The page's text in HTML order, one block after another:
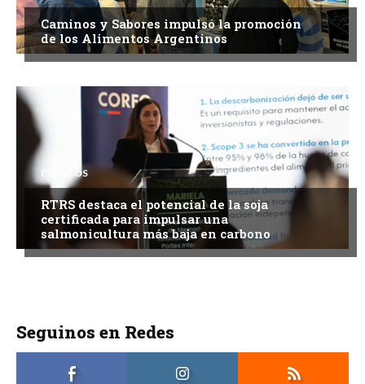
Caminos y Sabores impulsó la promoción
de los Alimentos Argentinos
EVENTOS
RTRS destaca el potencial de la soja
certificada para impulsar una
salmonicultura más baja en carbono
Seguinos en Redes